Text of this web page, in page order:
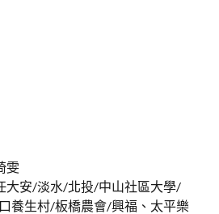
雯
大安/淡水/北投/中山社區大學/
養生村/板橋農會/興福、太平樂